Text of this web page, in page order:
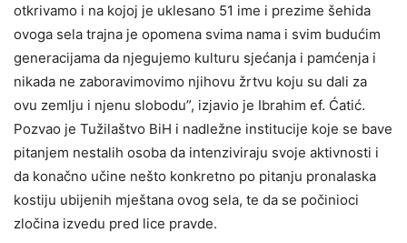
otkrivamo i na kojoj je uklesano 51 ime i prezime šehida
ovoga sela trajna je opomena svima nama i svim budućim
generacijama da njegujemo kulturu sjećanja i pamćenja i
nikada ne zaboravimovimo njihovu žrtvu koju su dali za
ovu zemlju i njenu slobodu”, izjavio je Ibrahim ef. Ćatić.
Pozvao je Tužilaštvo BiH i nadležne institucije koje se bave
pitanjem nestalih osoba da intenziviraju svoje aktivnosti i
da konačno učine nešto konkretno po pitanju pronalaska
kostiju ubijenih mještana ovog sela, te da se počinioci
zločina izvedu pred lice pravde.